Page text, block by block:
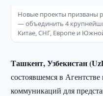
Новые проекты призваны
— объединить 4
Китае, СНГ, Европе и
Ташкент, Узбекистан
состоявшемся в
коммуникаций для